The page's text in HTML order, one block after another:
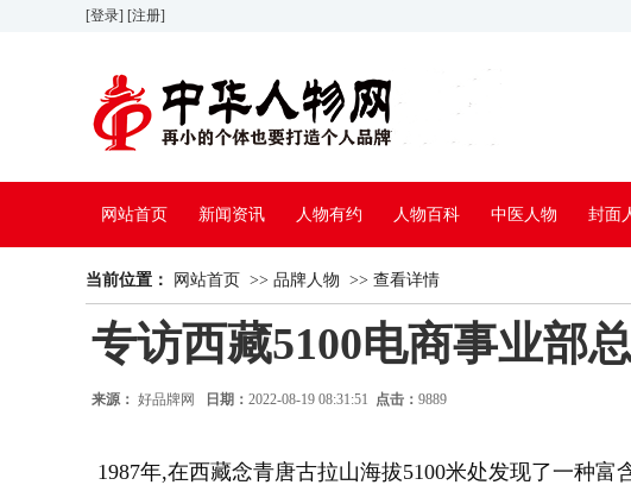
[登录] [注册]
网站首页 新闻资讯 人物有约 人物百科 中医人物 封面
当前位置： 网站首页 >> 品牌人物 >> 查看详情
专访西藏5100电商事业部
来源： 好品牌网 日期： 2022-08-19 08:31:51 点击： 9889
1987年,在西藏念青唐古拉山海拔5100米处发现了一种